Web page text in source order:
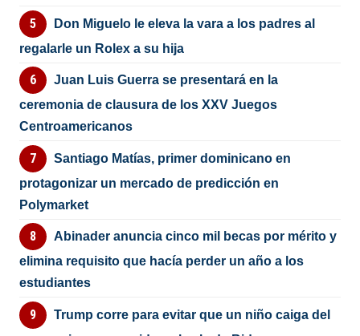
Don Miguelo le eleva la vara a los padres al
regalarle un Rolex a su hija
Juan Luis Guerra se presentará en la
ceremonia de clausura de los XXV Juegos
Centroamericanos
Santiago Matías, primer dominicano en
protagonizar un mercado de predicción en
Polymarket
Abinader anuncia cinco mil becas por mérito y
elimina requisito que hacía perder un año a los
estudiantes
Trump corre para evitar que un niño caiga del